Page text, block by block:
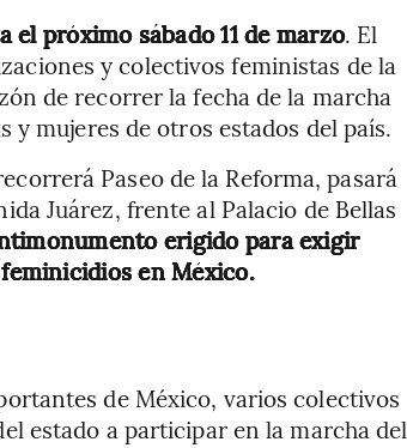
próximo sábado 11 de marzo. El
y colectivos feministas de la
de recorrer la fecha de la marcha
mujeres de otros estados del país.
Paseo de la Reforma, pasará
Juárez, frente al Palacio de Bellas
erigido para exigir
en México.
de México, varios colectivos
estado a participar en la marcha del